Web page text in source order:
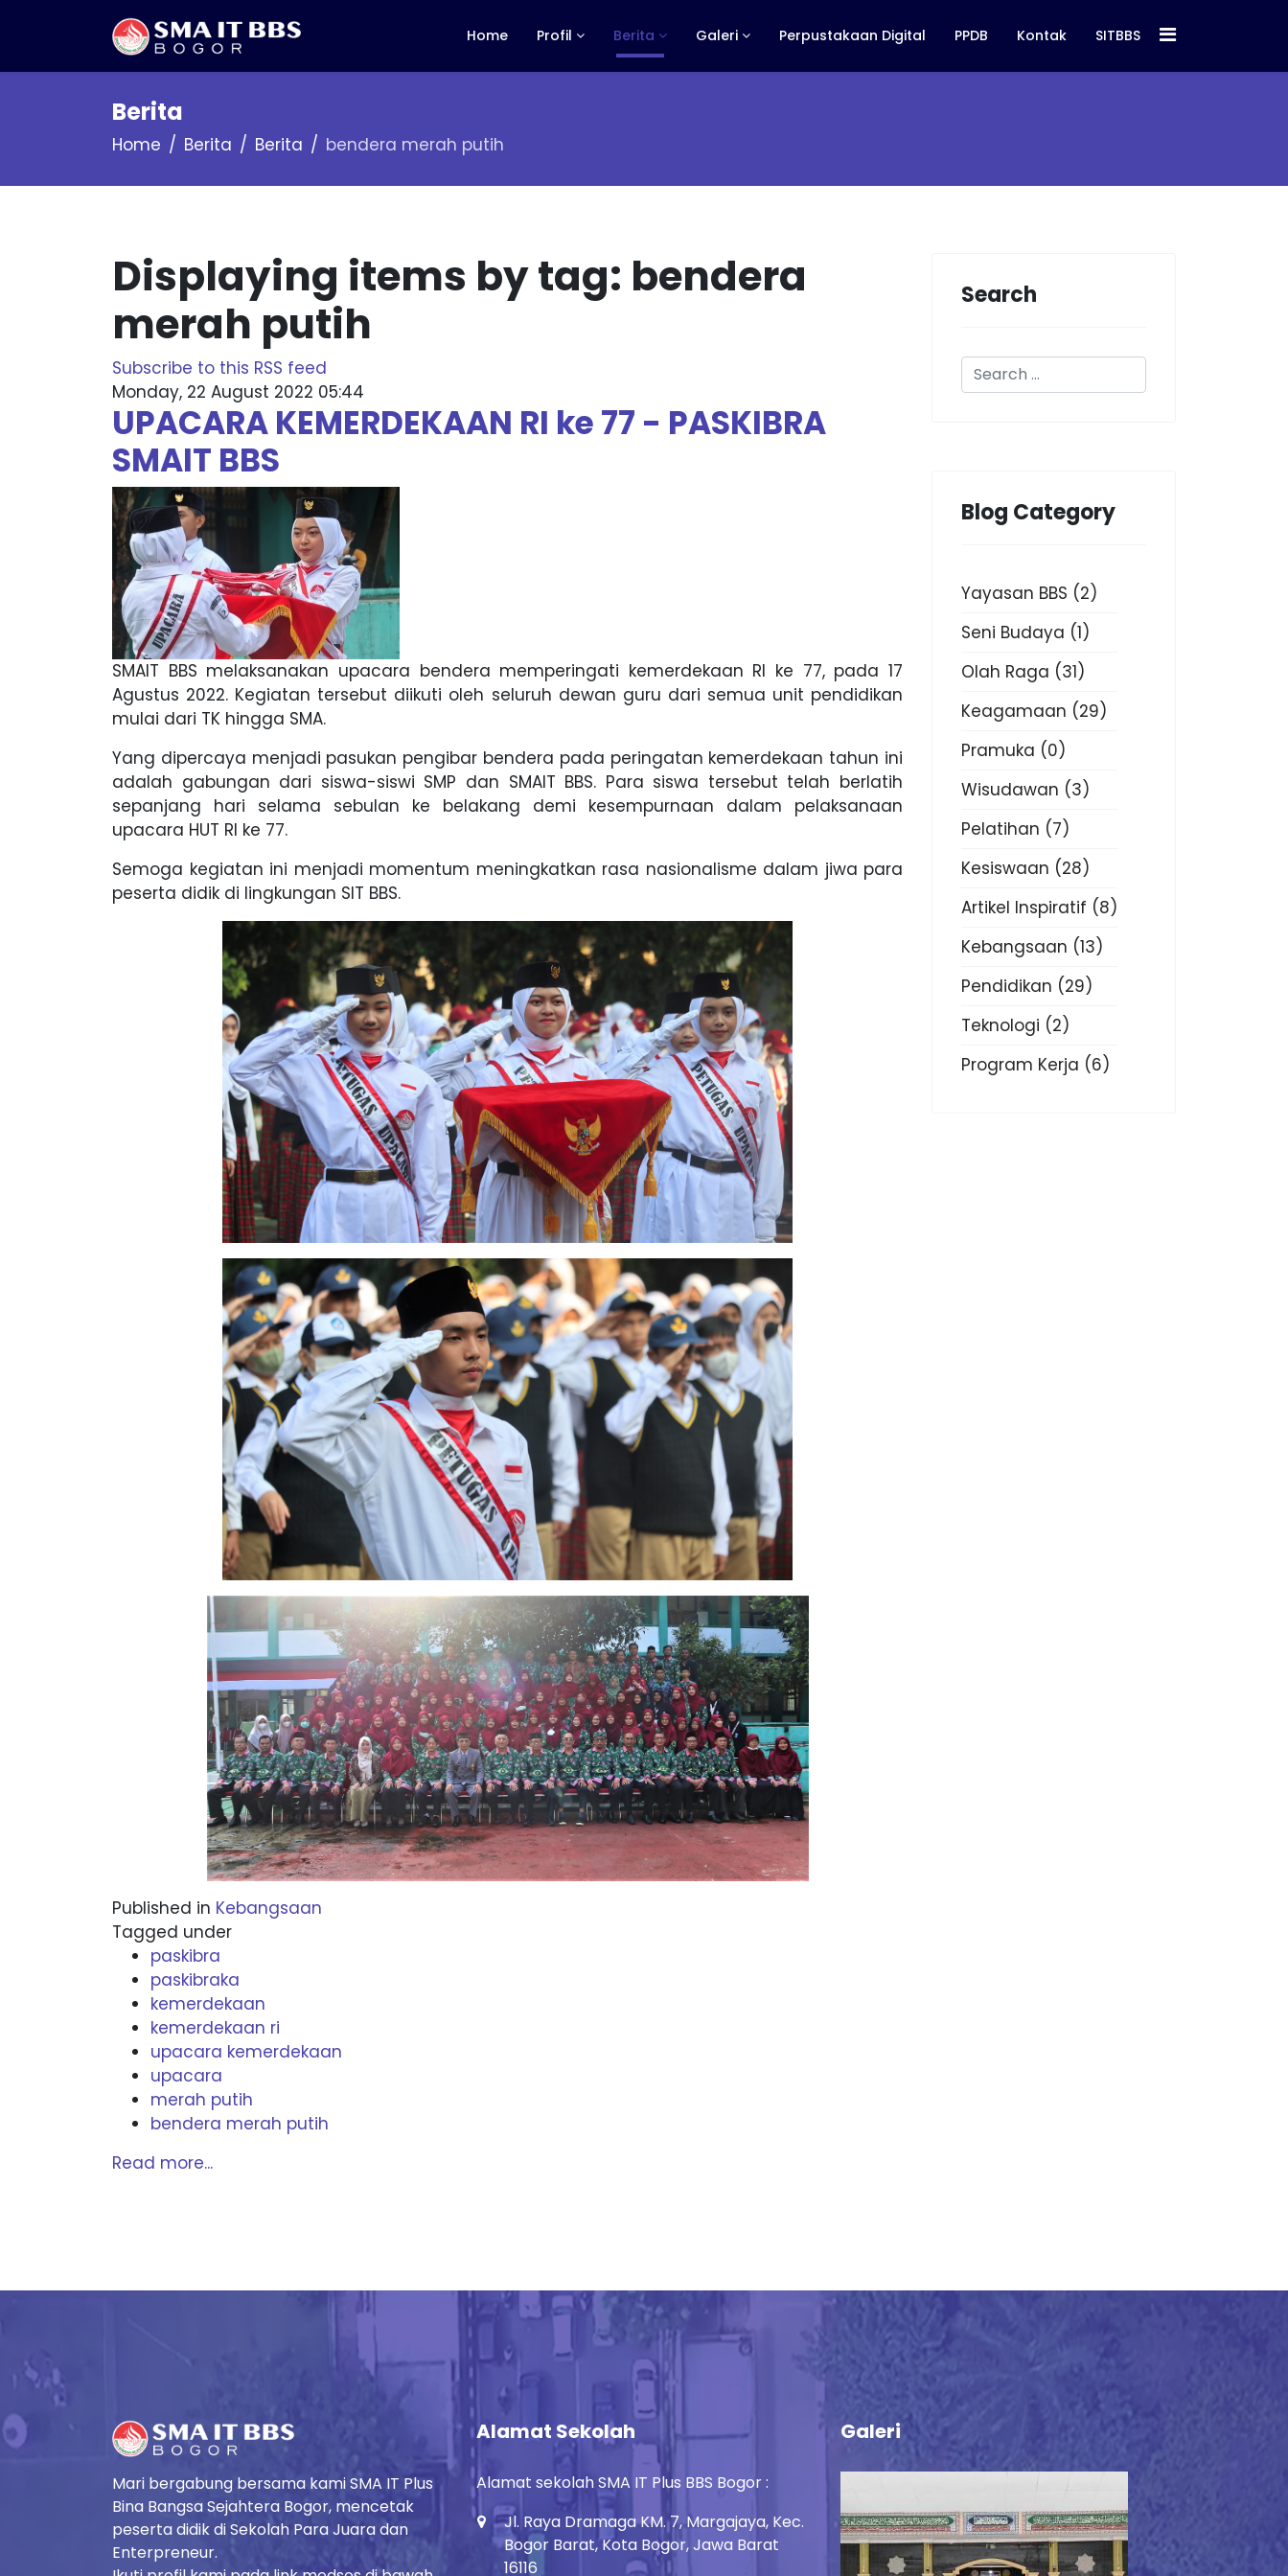
Home Profil Berita Galeri Perpustakaan Digital PPDB Kontak SITBBS
Berita
Home Berita Berita bendera merah putih
Displaying items by tag: bendera
merah putih
Subscribe to this RSS feed
Monday, 22 August 2022 05:44
UPACARA KEMERDEKAAN RI ke 77 - PASKIBRA
SMAIT BBS
SMAIT BBS melaksanakan upacara bendera memperingati kemerdekaan RI ke 77, pada 17
Agustus 2022. Kegiatan tersebut diikuti oleh seluruh dewan guru dari semua unit pendidikan
mulai dari TK hingga SMA.
Yang dipercaya menjadi pasukan pengibar bendera pada peringatan kemerdekaan tahun ini
adalah gabungan dari siswa-siswi SMP dan SMAIT BBS. Para siswa tersebut telah berlatih
sepanjang hari selama sebulan ke belakang demi kesempurnaan dalam pelaksanaan
upacara HUT RI ke 77.
Semoga kegiatan ini menjadi momentum meningkatkan rasa nasionalisme dalam jiwa para
peserta didik di lingkungan SIT BBS.
Published in Kebangsaan
Tagged under
paskibra
paskibraka
kemerdekaan
kemerdekaan ri
upacara kemerdekaan
upacara
merah putih
bendera merah putih
Read more...
Search
Blog Category
Yayasan BBS (2)
Seni Budaya (1)
Olah Raga (31)
Keagamaan (29)
Pramuka (0)
Wisudawan (3)
Pelatihan (7)
Kesiswaan (28)
Artikel Inspiratif (8)
Kebangsaan (13)
Pendidikan (29)
Teknologi (2)
Program Kerja (6)
Mari bergabung bersama kami SMA IT Plus
Bina Bangsa Sejahtera Bogor, mencetak
peserta didik di Sekolah Para Juara dan
Enterpreneur.
Alamat Sekolah
Alamat sekolah SMA IT Plus BBS Bogor :
Jl. Raya Dramaga KM. 7, Margajaya, Kec.
Bogor Barat, Kota Bogor, Jawa Barat
16116
Galeri